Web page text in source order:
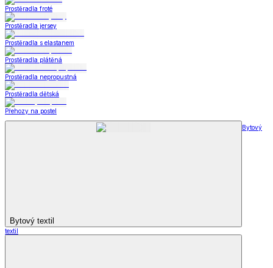
Prostěradla froté
Prostěradla jersey
Prostěradla s elastanem
Prostěradla plátěná
Prostěradla nepropustná
Prostěradla dětská
Přehozy na postel
Bytový textil
Bytový
textil